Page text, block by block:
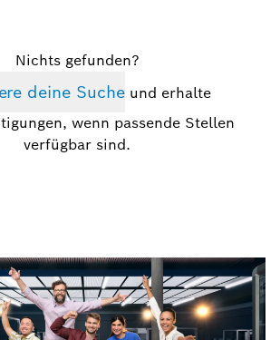
Nichts gefunden?
deine Suche und erhalte
wenn passende Stellen
verfügbar sind.